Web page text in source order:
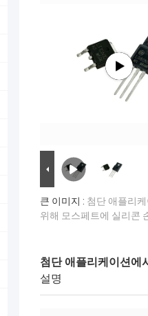
큰 이미지 : 첨단 애플리
위해 모스페트에 실리콘
첨단 애플리케이션에
설명